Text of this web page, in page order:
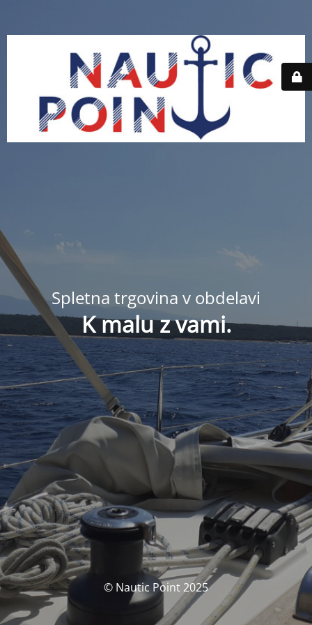
Spletna trgovina v obdelavi
K malu z vami.
© Nautic Point 2025